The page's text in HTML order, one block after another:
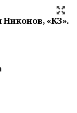
Никонов, «КЗ».